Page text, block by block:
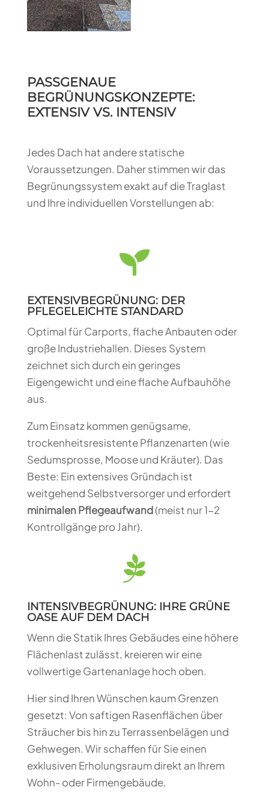
PASSGENAUE
BEGRÜNUNGSKONZEPTE:
EXTENSIV VS. INTENSIV
Jedes Dach hat andere statische
Voraussetzungen. Daher stimmen wir das
Begrünungssystem exakt auf die Traglast
und Ihre individuellen Vorstellungen ab:

EXTENSIVBEGRÜNUNG: DER
PFLEGELEICHTE STANDARD
Optimal für Carports, flache Anbauten oder
große Industriehallen. Dieses System
zeichnet sich durch ein geringes
Eigengewicht und eine flache Aufbauhöhe
aus.
Zum Einsatz kommen genügsame,
trockenheitsresistente Pflanzenarten (wie
Sedumsprosse, Moose und Kräuter). Das
Beste: Ein extensives Gründach ist
weitgehend Selbstversorger und erfordert
minimalen Pflegeaufwand(meist nur 1-2
Kontrollgänge pro Jahr).

INTENSIVBEGRÜNUNG: IHRE GRÜNE
OASE AUF DEM DACH
Wenn die Statik Ihres Gebäudes eine höhere
Flächenlast zulässt, kreieren wir eine
vollwertige Gartenanlage hoch oben.
Hier sind Ihren Wünschen kaum Grenzen
gesetzt: Von saftigen Rasenflächen über
Sträucher bis hin zu Terrassenbelägen und
Gehwegen. Wir schaffen für Sie einen
exklusiven Erholungsraum direkt an Ihrem
Wohn- oder Firmengebäude.